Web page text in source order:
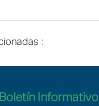
:
Boletín Informativo